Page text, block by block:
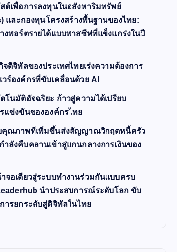
ต์เพื่อการลงทุนในอสังหาริมทรัพย์
และกองทุนโครงสร้างพื้นฐานของไทย:
งพอร์ตรายได้แบบพาสซีฟที่แข็งแกร่งในปี
จดิจิทัลของประเทศไทยเร่งความต้องการ
ร์องค์กรที่ขับเคลื่อนด้วย AI
โนมัติอัจฉริยะ ก้าวสู่ความได้เปรียบ
แข่งขันขององค์กรไทย
คุณภาพที่เพิ่มขึ้นส่งสัญญาณวิกฤตหนี้ครัว
ำลังคืบคลานเข้าสู่แกนกลางการเงินของ
จอเดียวสู่ระบบทำงานร่วมกันแบบครบ
นำประสบการณ์ระดับโลก ขับ
ารยกระดับสู่ดิจิทัลในไทย